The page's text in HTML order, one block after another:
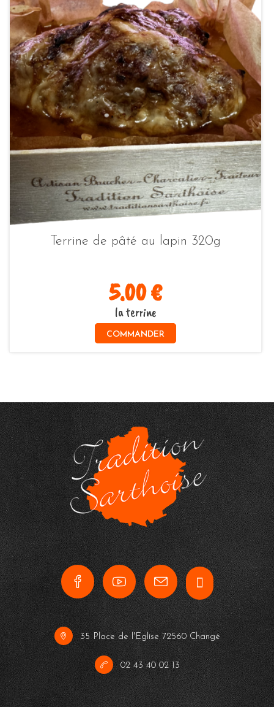
Terrine de pâté au lapin 320g
5.00 €
la terrine
COMMANDER
35 Place de l'Eglise 72560 Changé
02 43 40 02 13